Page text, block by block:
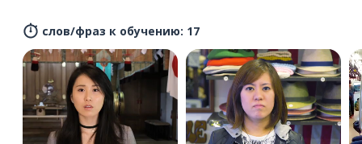
слов/фраз к обучению: 17